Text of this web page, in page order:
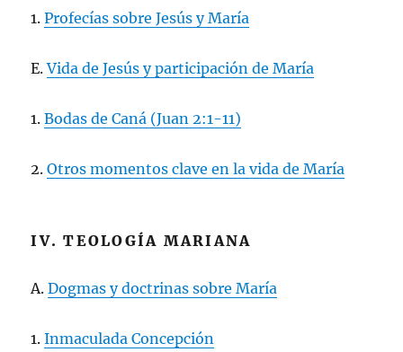
1.Profecías sobre Jesús y María
E.Vida de Jesús y participación de María
1.Bodas de Caná (Juan 2:1-11)
2.Otros momentos clave en la vida de María
IV. TEOLOGÍA MARIANA
A.Dogmas y doctrinas sobre María
1.Inmaculada Concepción